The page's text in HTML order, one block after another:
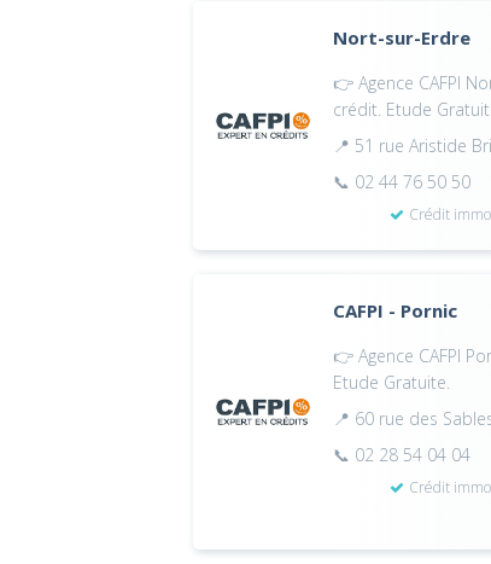
Nort-sur-Erdre
👉 Agence CAFPI
crédit. Etude
📍 51 rue Aristide
📞 02 44 76 50 50
Crédit
CAFPI - Pornic
👉 Agence CAFPI
Etude Gratuite.
📍 60 rue des
📞 02 28 54 04 04
Crédit